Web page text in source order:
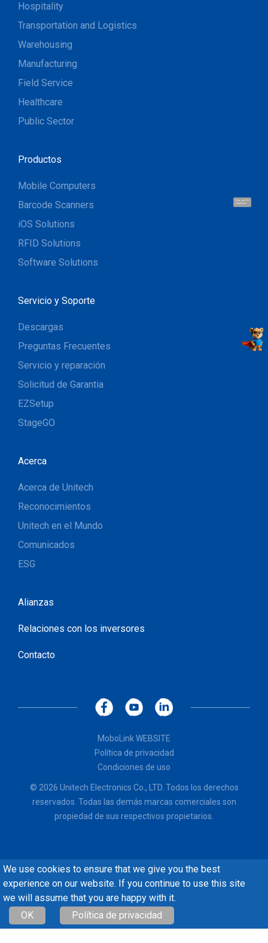
Hola, soy UU.
¡Hablemos!
We use cookies to ensure that we give you the best
experience on our website. If you continue to use this site
we will assume that you are happy with it.
OK
Política de privacidad
Hospitality
Transportation and Logistics
Warehousing
Manufacturing
Field Service
Healthcare
Public Sector
Productos
Mobile Computers
Barcode Scanners
iOS Solutions
RFID Solutions
Software Solutions
Servicio y Soporte
Descargas
Preguntas Frecuentes
Servicio y reparación
Solicitud de Garantia
EZSetup
StageGO
Acerca
Acerca de Unitech
Reconocimientos
Unitech en el Mundo
Comunicados
ESG
Alianzas
Relaciones con los inversores
Contacto
MoboLink WEBSITE
Política de privacidad
Condiciones de uso
© 2026 Unitech Electronics Co., LTD. Todos los derechos
reservados. Todas las demás marcas comerciales son
propiedad de sus respectivos propietarios.